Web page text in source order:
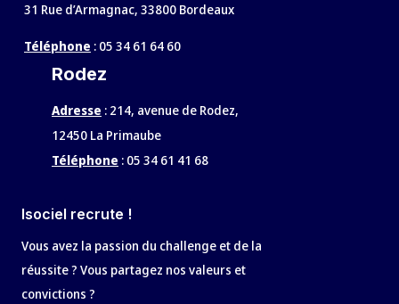
31 Rue d’Armagnac, 33800 Bordeaux
Téléphone : 05 34 61 64 60
Rodez
Adresse : 214, avenue de Rodez,
12450 La Primaube
Téléphone : 05 34 61 41 68
Isociel recrute !
Vous avez la passion du challenge et de la
réussite ? Vous partagez nos valeurs et
convictions ?